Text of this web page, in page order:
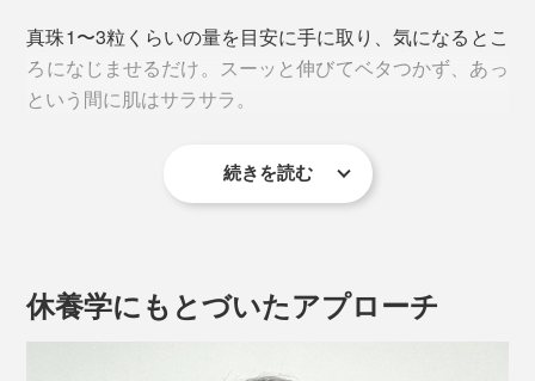
『VENEX』が開発したオリジナル成分で、ナノプラチ
ナなどの鉱物「DPV576（※1）」。
真珠1〜3粒くらいの量を目安に手に取り、気になるとこ
ろになじませるだけ。スーッと伸びてベタつかず、あっ
という間に肌はサラサラ。
使う回数や時間帯に決まりはありませんが、おすすめは
ほぐれていきます。
続きを読む
休養学にもとづいたアプローチ